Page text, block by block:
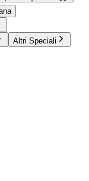
Altri Speciali